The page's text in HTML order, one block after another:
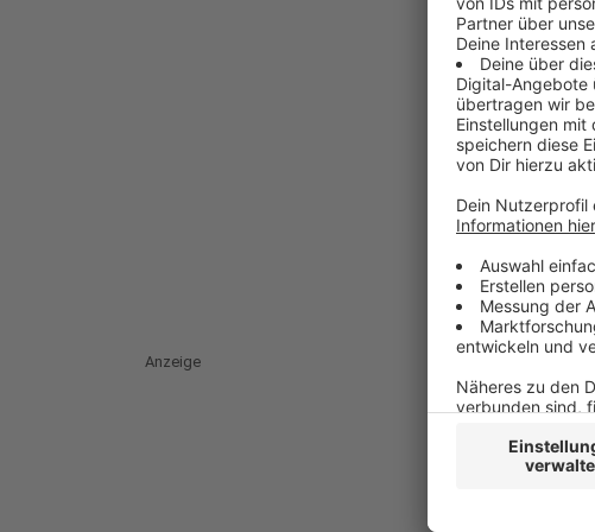
Anzeige